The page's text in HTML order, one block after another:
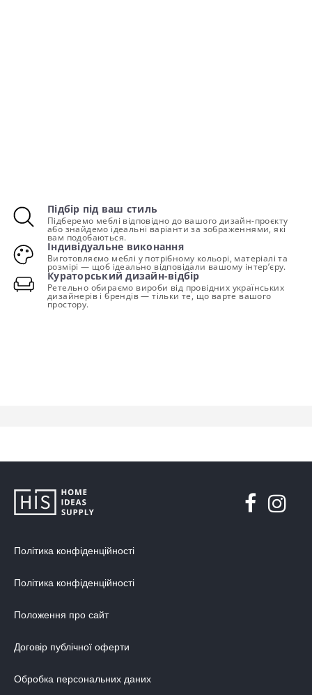
Підбір під ваш стиль
Підберемо меблі відповідно до вашого дизайн-проєкту
або знайдемо ідеальні варіанти за зображеннями, які
вам подобаються.
Індивідуальне виконання
Виготовляємо меблі у потрібному кольорі, матеріалі та
розмірі — щоб ідеально відповідали вашому інтер’єру.
Кураторський дизайн-відбір
Ретельно обираємо вироби від провідних українських
дизайнерів і брендів — тільки те, що варте вашого
простору.
Політика конфіденційності
Політика конфіденційності
Положення про сайт
Договір публічної оферти
Обробка персональних даних